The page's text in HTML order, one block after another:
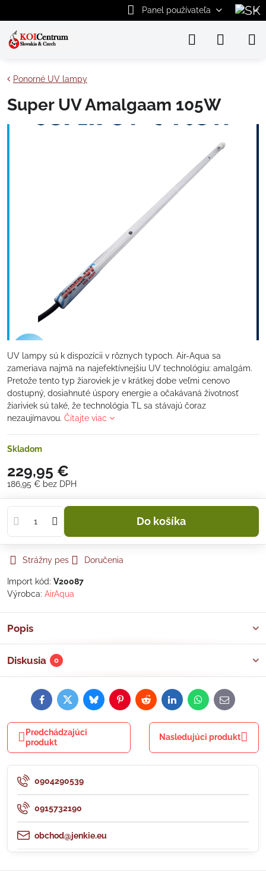
Panel používateľa
Ponorné UV lampy
Super UV Amalgaam 105W
UV lampy sú k dispozícii v rôznych typoch. Air-Aqua sa
zameriava najmä na najefektívnejšiu UV technológiu: amalgám.
Pretože tento typ žiaroviek je v krátkej dobe veľmi cenovo
dostupný, dosiahnuté úspory energie a očakávaná životnosť
žiariviek sú také, že technológia TL sa stávajú čoraz
nezaujímavou. Čítajte viac
Skladom
229,95 €
186,95 € bez DPH
Do košíka
Strážny pes Doručenia
Import kód: V20087
Výrobca: AirAqua
Popis
Diskusia 0
FacebookTwitterBlueskyPinterestRedditLinkedInWhatsApp
E-
mail
Predchádzajúci
produkt
Nasledujúci produkt
0904290539
0915732190
obchod@jenkie.eu